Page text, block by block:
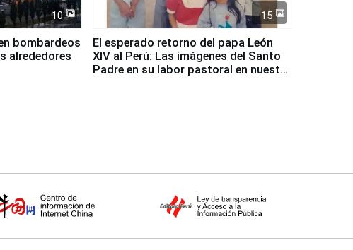
10
bombardeos
alrededores
15
El esperado retorno del papa León
XIV al Perú: Las imágenes del Santo
Padre en su labor pastoral en nuestro